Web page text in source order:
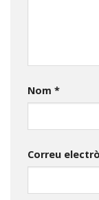
Nom *
Correu